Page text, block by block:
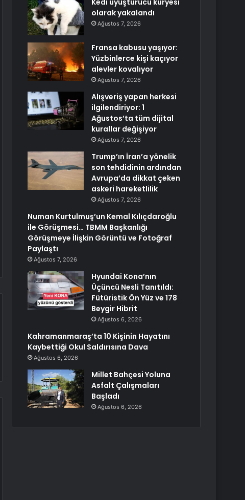
Kedi uyuşturucu kuryesi
olarak yakalandı
Ağustos 7, 2026
Fransa kabusu yaşıyor:
Yüzbinlerce kişi kaçıyor
alevler kovalıyor
Ağustos 7, 2026
Alışveriş yapan herkesi
ilgilendiriyor: 1
Ağustos’ta tüm dijital
kurallar değişiyor
Ağustos 7, 2026
Trump’ın İran’a yönelik
son tehdidinin ardından
Avrupa’da dikkat çeken
askeri hareketlilik
Ağustos 7, 2026
Numan Kurtulmuş’un Kemal Kılıçdaroğlu
ile Görüşmesi… TBMM Başkanlığı
Görüşmeye İlişkin Görüntü ve Fotoğraf
Paylaştı
Ağustos 7, 2026
Hyundai Kona’nın
Üçüncü Nesli Tanıtıldı:
Fütüristik Ön Yüz ve 178
Beygir Hibrit
Ağustos 6, 2026
Kahramanmaraş’ta 10 Kişinin Hayatını
Kaybettiği Okul Saldırısına Dava
Ağustos 6, 2026
Millet Bahçesi Yoluna
Asfalt Çalışmaları
Başladı
Ağustos 6, 2026